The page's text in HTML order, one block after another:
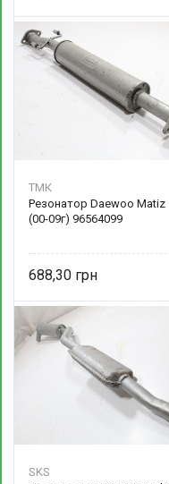
ТМК
Резонатор Daewoo Matiz
(00-09г) 96564099
688,30
SKS